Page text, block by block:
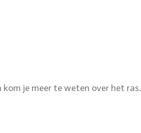
je meer te weten over het ras.